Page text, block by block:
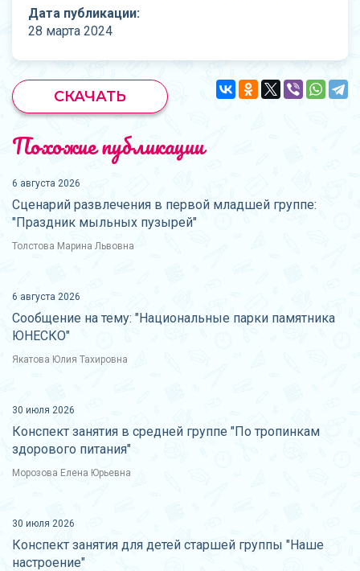
Дата публикации:
28 марта 2024
СКАЧАТЬ
Похожие публикации
6 августа 2026
Сценарий развлечения в первой младшей группе:
"Праздник мыльных пузырей"
Толстова Марина Львовна
6 августа 2026
Сообщение на тему: "Национальные парки памятника
ЮНЕСКО"
Якатова Юлия Тахировна
30 июля 2026
Конспект занятия в средней группе "По тропинкам
здорового питания"
Морозова Елена Юрьевна
30 июля 2026
Конспект занятия для детей старшей группы "Наше
настроение"